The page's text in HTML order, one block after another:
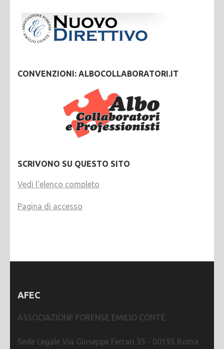
CONVENZIONI: ALBOCOLLABORATORI.IT
SCRIVONO SU QUESTO SITO
Vedi l'elenco completo
Pagina di accesso
AFEC
ASSOCIAZIONE FORENSE EMILIO CONTE
Sede Legale Via Giuseppe Ferrari 35 - 00195 Roma